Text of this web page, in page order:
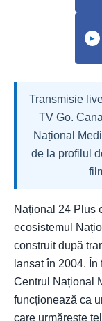
►
Transmisie
TV Go.
Național
de la profilul
Național 24 Plus
ecosistemul
construit după
lansat în 2004.
Centrul Național
funcționează ca
care urmărește